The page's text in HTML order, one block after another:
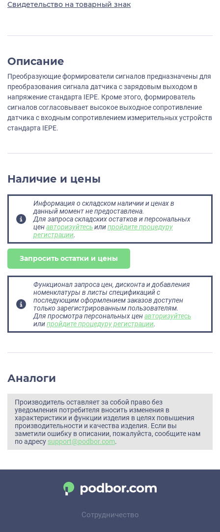
Свидетельство на товарный знак
Описание
Преобразующие формирователи сигналов предназначены для
преобразования сигнала датчика с зарядовым выходом в
напряжение стандарта IEPE. Кроме этого, формирователь
сигналов согласовывает высокое выходное сопротивление
датчика с входным сопротивлением измерительных устройств
стандарта IEPE.
Наличие и цены
Информация о складском наличии и ценах в
данный момент не предоставлена.
Для запроса складских остатков и персональных
ценавторизуйтесьилипройдите процедуру
регистрации.
Запросить остатки и цены
Функционал запроса цен, дисконта и добавления
номенклатуры в листы спецификаций с
последующим оформлением заказов доступен
только зарегистрированным пользователям.
Для просмотра персональных ценавторизуйтесь
илипройдите процедуру регистрации.
Аналоги
Производитель оставляет за собой право без
уведомления потребителя вносить изменения в
характеристики и функции изделия в целях повышения
производительности и качества изделия. Если вы
заметили ошибку в описании, пожалуйста, сообщите нам
по адресу support@podbor.com.
Сотрудничество